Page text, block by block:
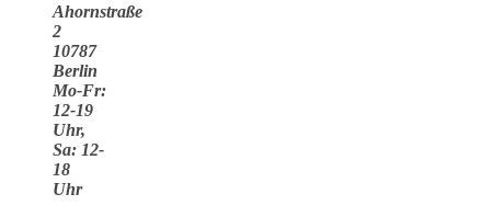
Ahornstraße
2
10787
Berlin
Mo-Fr:
12-19
Uhr,
Sa: 12-
18
Uhr